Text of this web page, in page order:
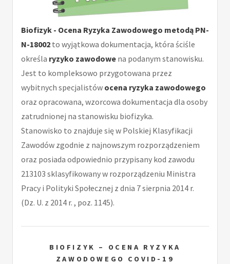
Biofizyk - Ocena Ryzyka Zawodowego metodą PN-
N-18002 to wyjątkowa dokumentacja, która ściśle
określa ryzyko zawodowe na podanym stanowisku.
Jest to kompleksowo przygotowana przez
wybitnych specjalistów ocena ryzyka zawodowego
oraz opracowana, wzorcowa dokumentacja dla osoby
zatrudnionej na stanowisku biofizyka.
Stanowisko to znajduje się w Polskiej Klasyfikacji
Zawodów zgodnie z najnowszym rozporządzeniem
oraz posiada odpowiednio przypisany kod zawodu
213103 sklasyfikowany w rozporządzeniu Ministra
Pracy i Polityki Społecznej z dnia 7 sierpnia 2014 r.
(Dz. U. z 2014 r. , poz. 1145).
BIOFIZYK – OCENA RYZYKA
ZAWODOWEGO COVID-19